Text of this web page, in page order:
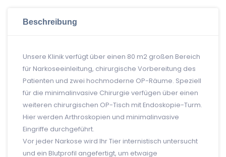
Beschreibung
Unsere Klinik verfügt über einen 80 m2 großen Bereich
für Narkoseeinleitung, chirurgische Vorbereitung des
Patienten und zwei hochmoderne OP-Räume. Speziell
für die minimalinvasive Chirurgie verfügen über einen
weiteren chirurgischen OP-Tisch mit Endoskopie-Turm.
Hier werden Arthroskopien und minimalinvasive
Eingriffe durchgeführt.
Vor jeder Narkose wird Ihr Tier internistisch untersucht
und ein Blutprofil angefertigt, um etwaige